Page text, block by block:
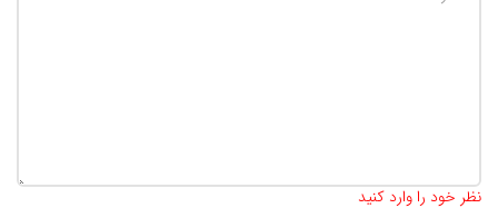
نظر خود را وارد کنید